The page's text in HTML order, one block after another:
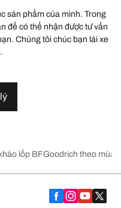
sản phẩm của mình. Trong
để có thể nhận được tư vấn
Chúng tôi chúc bạn lái xe
lốp BFGoodrich theo